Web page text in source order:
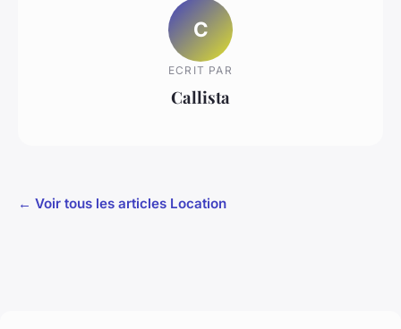
C
ECRIT PAR
Callista
← Voir tous les articles Location